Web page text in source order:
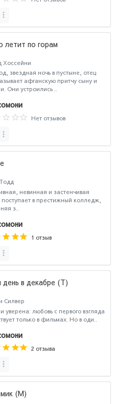
летит по горам
Хоссейни
звездная ночь в пустыне, отец
афганскую притчу сыну и
Они устроились ..
Нет отзывов
невинная и застенчивая
поступает в престижный колледж,
з..
1 отзыв
день в декабре (Т)
Силвер
уверена: любовь с первого взгляда
только в фильмах. Но в оди..
2 отзыва
(М)